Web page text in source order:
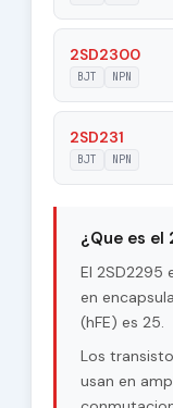
Maximum
Power
Forward
Transfer
2SD2300
BJT NPN
2SD231
BJT NPN
¿Que es el
El 2SD2295
en
(hFE) es 25.
Los
usan en